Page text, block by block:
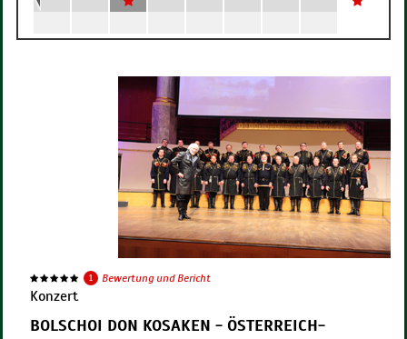
1 Bewertung und Bericht
Konzert
BOLSCHOI DON KOSAKEN - ÖSTERREICH-